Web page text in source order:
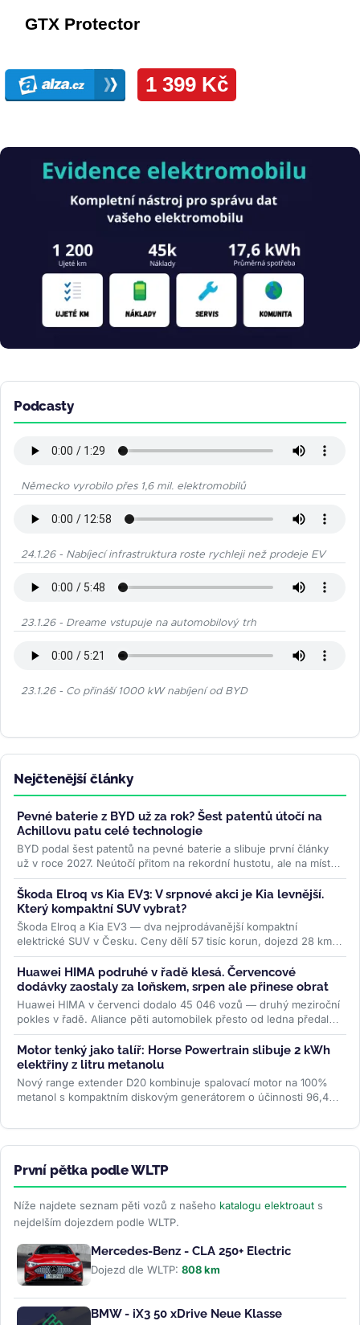
Obrázek
Podcasty
Německo vyrobilo přes 1,6 mil. elektromobilů
24.1.26 - Nabíjecí infrastruktura roste rychleji než prodeje EV
23.1.26 - Dreame vstupuje na automobilový trh
23.1.26 - Co přináší 1000 kW nabíjení od BYD
Nejčtenější články
Pevné baterie z BYD už za rok? Šest patentů útočí na
Achillovu patu celé technologie
BYD podal šest patentů na pevné baterie a slibuje první články
už v roce 2027. Neútočí přitom na rekordní hustotu, ale na místo,
kde...>>
Škoda Elroq vs Kia EV3: V srpnové akci je Kia levnější.
Který kompaktní SUV vybrat?
Škoda Elroq a Kia EV3 — dva nejprodávanější kompaktní
elektrické SUV v Česku. Ceny dělí 57 tisíc korun, dojezd 28 km,
ale auta jsou...>>
Huawei HIMA podruhé v řadě klesá. Červencové
dodávky zaostaly za loňskem, srpen ale přinese obrat
Huawei HIMA v červenci dodalo 45 046 vozů — druhý meziroční
pokles v řadě. Aliance pěti automobilek přesto od ledna předala
zákazníkům...>>
Motor tenký jako talíř: Horse Powertrain slibuje 2 kWh
elektřiny z litru metanolu
Nový range extender D20 kombinuje spalovací motor na 100%
metanol s kompaktním diskovým generátorem o účinnosti 96,4
První pětka podle WLTP
Níže najdete seznam pěti vozů z našeho katalogu elektroaut s
nejdelším dojezdem podle WLTP.
Mercedes-Benz - CLA 250+ Electric
Dojezd dle WLTP: 808 km
BMW - iX3 50 xDrive Neue Klasse